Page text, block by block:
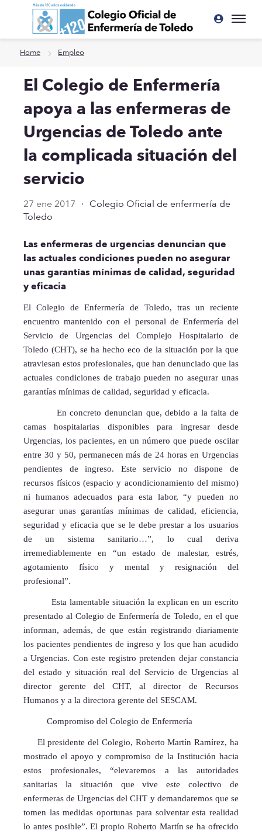
Ir a contenido principal
Home Empleo
El Colegio de Enfermería
apoya a las enfermeras de
Urgencias de Toledo ante
la complicada situación del
servicio
27 ene 2017 · Colegio Oficial de enfermería de
Toledo
Las enfermeras de urgencias denuncian que
las actuales condiciones pueden no asegurar
unas garantías mínimas de calidad, seguridad
y eficacia
El Colegio de Enfermería de Toledo, tras un reciente
encuentro mantenido con el personal de Enfermería del
Servicio de Urgencias del Complejo Hospitalario de
Toledo (CHT), se ha hecho eco de la situación por la que
atraviesan estos profesionales, que han denunciado que las
actuales condiciones de trabajo pueden no asegurar unas
garantías mínimas de calidad, seguridad y eficacia.
En concreto denuncian que, debido a la falta de
camas hospitalarias disponibles para ingresar desde
Urgencias, los pacientes, en un número que puede oscilar
entre 30 y 50, permanecen más de 24 horas en Urgencias
pendientes de ingreso. Este servicio no dispone de
recursos físicos (espacio y acondicionamiento del mismo)
ni humanos adecuados para esta labor, “y pueden no
asegurar unas garantías mínimas de calidad, eficiencia,
seguridad y eficacia que se le debe prestar a los usuarios
de un sistema sanitario…”, lo cual deriva
irremediablemente en “un estado de malestar, estrés,
agotamiento físico y mental y resignación del
profesional”.
Esta lamentable situación la explican en un escrito
presentado al Colegio de Enfermería de Toledo, en el que
informan, además, de que están registrando diariamente
los pacientes pendientes de ingreso y los que han acudido
a Urgencias. Con este registro pretenden dejar constancia
del estado y situación real del Servicio de Urgencias al
director gerente del CHT, al director de Recursos
Humanos y a la directora gerente del SESCAM.
Compromiso del Colegio de Enfermería
El presidente del Colegio, Roberto Martín Ramírez, ha
mostrado el apoyo y compromiso de la Institución hacia
estos profesionales, “elevaremos a las autoridades
sanitarias la situación que vive este colectivo de
enfermeras de Urgencias del CHT y demandaremos que se
tomen las medidas oportunas para solventar esta realidad
lo antes posible”. El propio Roberto Martín se ha ofrecido